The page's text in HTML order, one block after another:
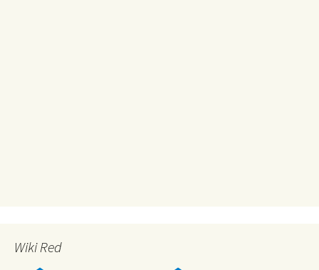
Wiki Red